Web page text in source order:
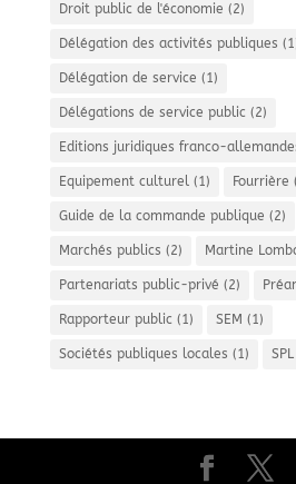
Droit public de l'économie (2)
Délégation des activités publiques
Délégation de service (1)
Délégations de service public(2)
Editions juridiques franco-
Equipement culturel(1) Fourrière
Guide de la commande publique (2)
Marchés publics (2) Martine
Partenariats public-privé (2)
Rapporteur public(1) SEM (1)
Sociétés publiques locales (1) SPL